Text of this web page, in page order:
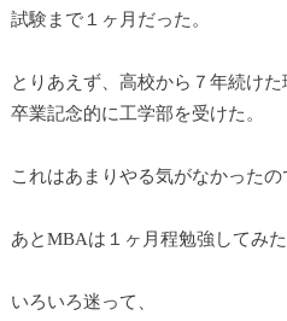
試験まで１ヶ月だった。
とりあえず、高校から７年続けた
卒業記念的に工学部を受けた。
これはあまりやる気がなかったの
あとMBAは１ヶ月程勉強してみた
いろいろ迷って、